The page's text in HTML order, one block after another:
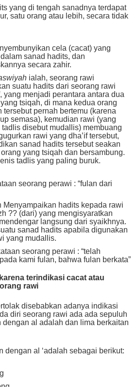
yang di tengah sanadnya terdapat
satu orang atau lebih, secara tidak
cela (cacat) yang
sanad hadits, dan
secara zahir.
ialah, seorang rawi
suatu hadits dari seorang rawi
yang menjadi perantara antara dua
tsiqah, di mana kedua orang
tersebut pernah bertemu (karena
semasa), kemudian rawi (yang
tadlis disebut mudallis) membuang
rawi yang dha’if tersebut,
sanad hadits tersebut seakan
yang tsiqah dan bersambung.
tadlis yang paling buruk.
seorang perawi : “fulan dari
Menyampaikan hadits kepada rawi
?? (dari) yang mengisyaratkan
langsung dari syaikhnya.
sanad hadits apabila digunakan
yang mudallis.
seorang perawi : “telah
kami fulan, bahwa fulan berkata”
terindikasi cacat atau
rawi
disebabkan adanya indikasi
diri seorang rawi ada ada sepuluh
dengan al adalah dan lima berkaitan
dengan al ‘adalah sebagai berikut: